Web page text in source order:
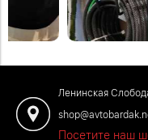
крюк мы производим сами!
#садоводство #сад #огород
Ленинская
Посетите наш